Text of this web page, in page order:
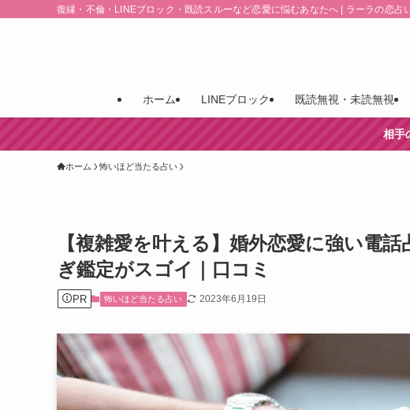
復縁・不倫・LINEブロック・既読スルーなど恋愛に悩むあなたへ | ラーラの恋占
ホーム LINEブロック 既読無視・未読無視
相手
ホーム 怖いほど当たる占い
【複雑愛を叶える】婚外恋愛に強い電
ぎ鑑定がスゴイ｜口コミ
PR 怖いほど当たる占い 2023年6月19日